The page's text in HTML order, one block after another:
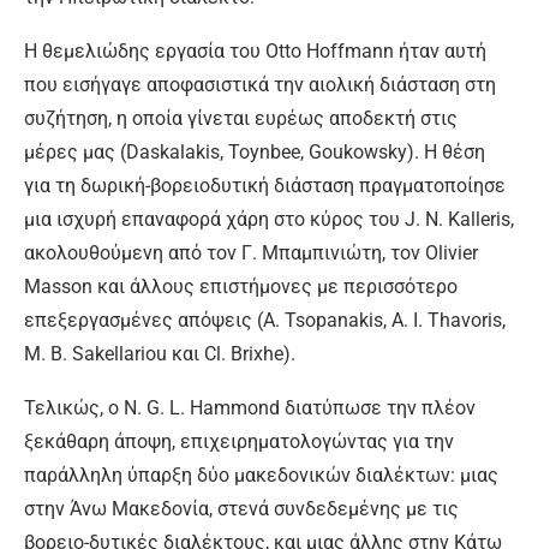
Η θεμελιώδης εργασία του Otto Hoffmann ήταν αυτή
που εισήγαγε αποφασιστικά την αιολική διάσταση στη
συζήτηση, η οποία γίνεται ευρέως αποδεκτή στις
μέρες μας (Daskalakis, Toynbee, Goukowsky). Η θέση
για τη δωρική-βορειοδυτική διάσταση πραγματοποίησε
μια ισχυρή επαναφορά χάρη στο κύρος του J. N. Kalleris,
ακολουθούμενη από τον Γ. Μπαμπινιώτη, τον Olivier
Masson και άλλους επιστήμονες με περισσότερο
επεξεργασμένες απόψεις (A. Tsopanakis, A. I. Thavoris,
M. B. Sakellariou και Cl. Brixhe).
Τελικώς, ο N. G. L. Hammond διατύπωσε την πλέον
ξεκάθαρη άποψη, επιχειρηματολογώντας για την
παράλληλη ύπαρξη δύο μακεδονικών διαλέκτων: μιας
στην Άνω Μακεδονία, στενά συνδεδεμένης με τις
βορειο-δυτικές διαλέκτους, και μιας άλλης στην Κάτω